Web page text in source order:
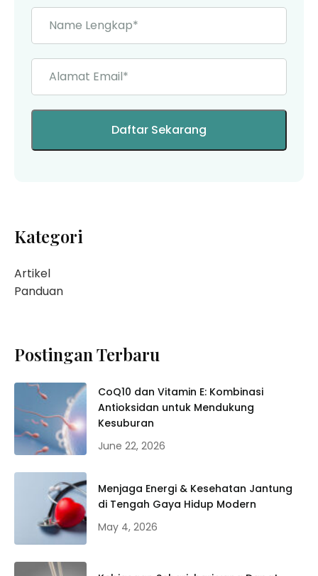
Kategori
Artikel
Panduan
Postingan Terbaru
CoQ10 dan Vitamin E: Kombinasi
Antioksidan untuk Mendukung
Kesuburan
June 22, 2026
Menjaga Energi & Kesehatan Jantung
di Tengah Gaya Hidup Modern
May 4, 2026